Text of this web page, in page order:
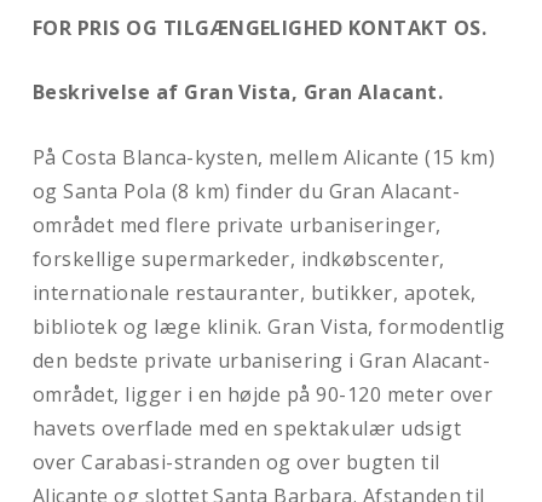
FOR PRIS OG TILGÆNGELIGHED KONTAKT OS.
Beskrivelse af Gran Vista, Gran Alacant.
På Costa Blanca-kysten, mellem Alicante (15 km)
og Santa Pola (8 km) finder du Gran Alacant-
området med flere private urbaniseringer,
forskellige supermarkeder, indkøbscenter,
internationale restauranter, butikker, apotek,
bibliotek og læge klinik. Gran Vista, formodentlig
den bedste private urbanisering i Gran Alacant-
området, ligger i en højde på 90-120 meter over
havets overflade med en spektakulær udsigt
over Carabasi-stranden og over bugten til
Alicante og slottet Santa Barbara. Afstanden til